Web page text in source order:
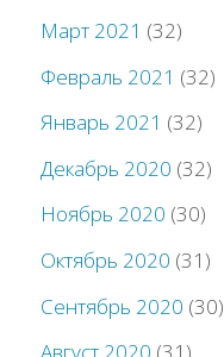
Март 2021 (32)
Февраль 2021 (32)
Январь 2021 (32)
Декабрь 2020 (32)
Ноябрь 2020 (30)
Октябрь 2020 (31)
Сентябрь 2020 (30)